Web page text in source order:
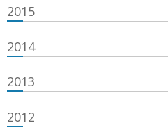
2015
2014
2013
2012